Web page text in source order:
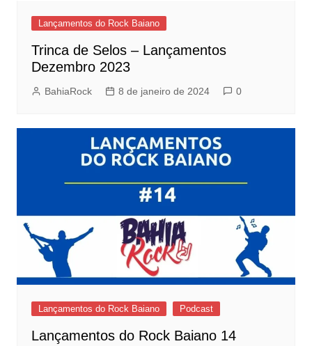
Lançamentos do Rock Baiano
Trinca de Selos – Lançamentos
Dezembro 2023
BahiaRock 8 de janeiro de 2024 0
Lançamentos do Rock Baiano Podcast
Lançamentos do Rock Baiano 14